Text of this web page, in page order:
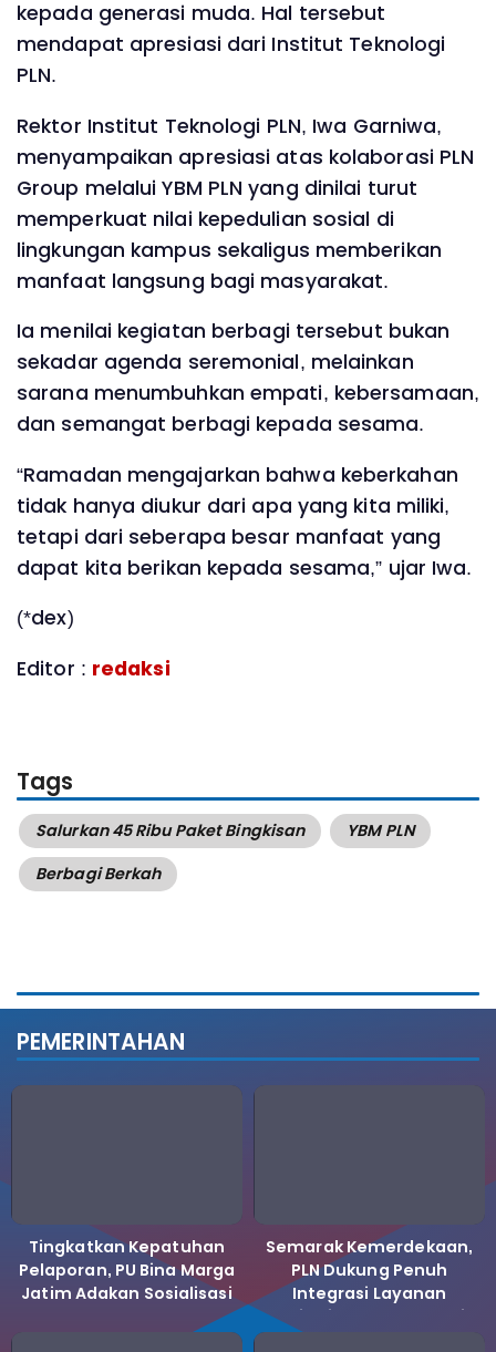
kepada generasi muda. Hal tersebut
mendapat apresiasi dari Institut Teknologi
PLN.
Rektor Institut Teknologi PLN, Iwa Garniwa,
menyampaikan apresiasi atas kolaborasi PLN
Group melalui YBM PLN yang dinilai turut
memperkuat nilai kepedulian sosial di
lingkungan kampus sekaligus memberikan
manfaat langsung bagi masyarakat.
Ia menilai kegiatan berbagi tersebut bukan
sekadar agenda seremonial, melainkan
sarana menumbuhkan empati, kebersamaan,
dan semangat berbagi kepada sesama.
“Ramadan mengajarkan bahwa keberkahan
tidak hanya diukur dari apa yang kita miliki,
tetapi dari seberapa besar manfaat yang
dapat kita berikan kepada sesama,” ujar Iwa.
(*dex)
Editor : redaksi
Tags
Salurkan 45 Ribu Paket Bingkisan
YBM PLN
Berbagi Berkah
PEMERINTAHAN
Tingkatkan Kepatuhan
Pelaporan, PU Bina Marga
Jatim Adakan Sosialisasi
Semarak Kemerdekaan,
PLN Dukung Penuh
Integrasi Layanan
Kelistrikan ke Koperasi
Desa Merah Putih.